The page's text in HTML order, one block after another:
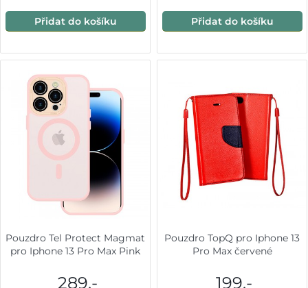
Přidat do košíku Přidat do košíku
Pouzdro Tel Protect Magmat
pro Iphone 13 Pro Max Pink
289,-
Pouzdro TopQ pro Iphone 13
Pro Max červené
199,-